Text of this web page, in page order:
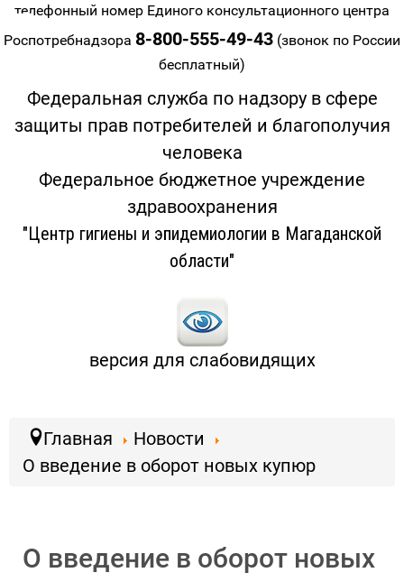
телефонный номер Единого консультационного центра
Роспотребнадзора 8-800-555-49-43 (звонок по России
бесплатный)
Федеральная служба по надзору в сфере
защиты прав потребителей и благополучия
человека
Федеральное бюджетное учреждение
здравоохранения
"Центр гигиены и эпидемиологии в Магаданской
области"
версия для слабовидящих
Главная
Новости
О введение в оборот новых купюр
О введение в оборот новых